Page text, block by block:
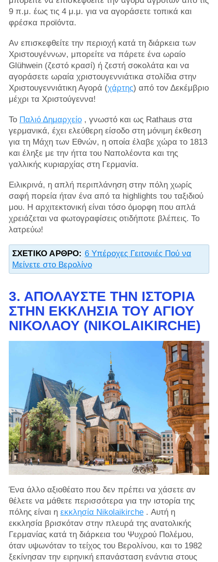
9 π.μ. έως τις 4 μ.μ. για να αγοράσετε τοπικά και
φρέσκα προϊόντα.
Αν επισκεφθείτε την περιοχή κατά τη διάρκεια των
Χριστουγέννων, μπορείτε να πάρετε ένα ωραίο
Glühwein (ζεστό κρασί) ή ζεστή σοκολάτα και να
αγοράσετε ωραία χριστουγεννιάτικα στολίδια στην
Χριστουγεννιάτικη Αγορά (χάρτης) από τον Δεκέμβριο
μέχρι τα Χριστούγεννα!
Το Παλιό Δημαρχείο, γνωστό και ως Rathaus στα
γερμανικά, έχει ελεύθερη είσοδο στη μόνιμη έκθεση
για τη Μάχη των Εθνών, η οποία έλαβε χώρα το 1813
και έληξε με την ήττα του Ναπολέοντα και της
γαλλικής κυριαρχίας στη Γερμανία.
Ειλικρινά, η απλή περιπλάνηση στην πόλη χωρίς
σαφή πορεία ήταν ένα από τα highlights του ταξιδιού
μου. Η αρχιτεκτονική είναι τόσο όμορφη που απλά
χρειάζεται να φωτογραφίσεις οτιδήποτε βλέπεις. Το
λατρεύω!
ΣΧΕΤΙΚΌ ΆΡΘΡΟ: 6 Υπέροχες Γειτονιές Πού να
Μείνετε στο Βερολίνο
3. ΑΠΟΛΑΎΣΤΕ ΤΗΝ ΙΣΤΟΡΊΑ
ΣΤΗΝ ΕΚΚΛΗΣΊΑ ΤΟΥ ΑΓΊΟΥ
ΝΙΚΟΛΆΟΥ (NIKOLAIKIRCHE)
Ένα άλλο αξιοθέατο που δεν πρέπει να χάσετε αν
θέλετε να μάθετε περισσότερα για την ιστορία της
πόλης είναι η εκκλησία Nikolaikirche. Αυτή η
εκκλησία βρισκόταν στην πλευρά της ανατολικής
Γερμανίας κατά τη διάρκεια του Ψυχρού Πολέμου,
όταν υψωνόταν το τείχος του Βερολίνου, και το 1982
ξεκίνησαν την ειρηνική επανάσταση ενάντια στους